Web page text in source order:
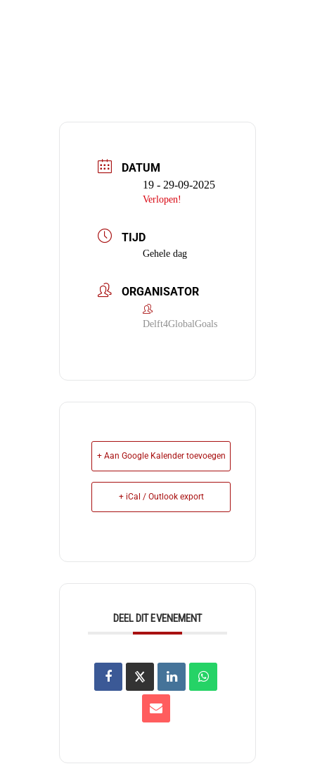
DATUM
19 - 29-09-2025
Verlopen!
TIJD
Gehele dag
ORGANISATOR
Delft4GlobalGoals
+ Aan Google Kalender toevoegen
+ iCal / Outlook export
DEEL DIT EVENEMENT